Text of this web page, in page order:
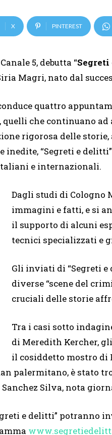
X PINTEREST
5, debutta “
Magri, nato dal
quattro
che continuano
rigorosa delle
“Segreti e
e internazionali.
Dagli studi di Cologno
immagini e fatti, e si
il supporto di alcuni
tecnici specializzati e
Gli inviati di “Segreti
diverse “scene del
cruciali delle storie
Tra i casi sotto
di Meredith Kercher,
il cosiddetto mostro di
palermitano, è stato
Silva, nota
e delitti” potranno